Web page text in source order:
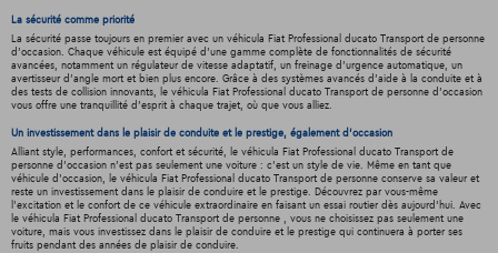
La sécurité comme priorité
La sécurité passe toujours en premier avec un véhicula Fiat Professional ducato Transport de personne
d'occasion. Chaque véhicule est équipé d'une gamme complète de fonctionnalités de sécurité
avancées, notamment un régulateur de vitesse adaptatif, un freinage d'urgence automatique, un
avertisseur d'angle mort et bien plus encore. Grâce à des systèmes avancés d'aide à la conduite et à
des tests de collision innovants, le véhicula Fiat Professional ducato Transport de personne d'occasion
vous offre une tranquillité d'esprit à chaque trajet, où que vous alliez.
Un investissement dans le plaisir de conduite et le prestige, également d'occasion
Alliant style, performances, confort et sécurité, le véhicula Fiat Professional ducato Transport de
personne d'occasion n'est pas seulement une voiture : c'est un style de vie. Même en tant que
véhicule d'occasion, le véhicula Fiat Professional ducato Transport de personne conserve sa valeur et
reste un investissement dans le plaisir de conduire et le prestige. Découvrez par vous-même
l'excitation et le confort de ce véhicule extraordinaire en faisant un essai routier dès aujourd'hui. Avec
le véhicula Fiat Professional ducato Transport de personne , vous ne choisissez pas seulement une
voiture, mais vous investissez dans le plaisir de conduire et le prestige qui continuera à porter ses
fruits pendant des années de plaisir de conduire.